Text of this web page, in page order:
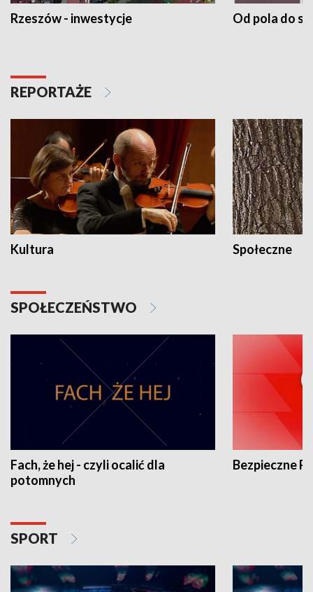
Rzeszów - inwestycje Od pola do
REPORTAŻE
Kultura Społeczne
SPOŁECZEŃSTWO
Fach, że hej - czyli ocalić dla
potomnych
Bezpieczne
SPORT